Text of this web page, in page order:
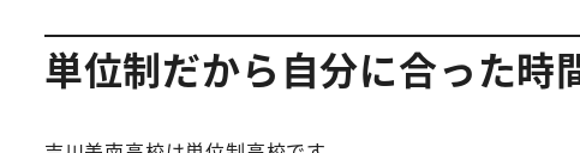
単位制だから自分に合った時